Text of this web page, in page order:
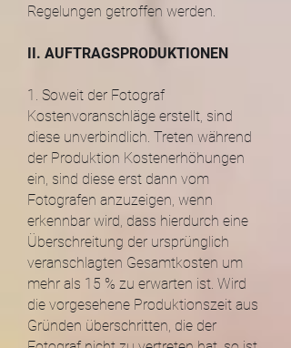
Regelungen getroffen werden.
II. AUFTRAGSPRODUKTIONEN
1. Soweit der Fotograf
Kostenvoranschläge erstellt, sind
diese unverbindlich. Treten während
der Produktion Kostenerhöhungen
ein, sind diese erst dann vom
Fotografen anzuzeigen, wenn
erkennbar wird, dass hierdurch eine
Überschreitung der ursprünglich
veranschlagten Gesamtkosten um
mehr als 15 % zu erwarten ist. Wird
die vorgesehene Produktionszeit aus
Gründen überschritten, die der